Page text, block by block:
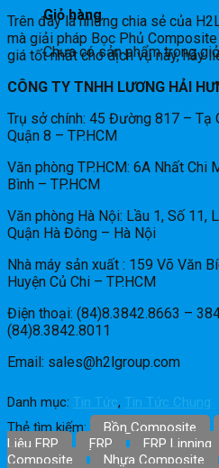
Giỏ hàng
Chưa có sản phẩm trong
Trên đây là những chia sẻ của
mà giải pháp Bọc Phủ
giá tốt nhất cho dịch vụ này, hãy
CÔNG TY TNHH LƯƠNG HẢI
Trụ sở chính: 45 Đường 817 – Tạ
Quận 8 – TP.HCM
Văn phòng TP.HCM: 6A Nhất Chi
Bình – TP.HCM
Văn phòng Hà Nội: Lầu 1, Số 11,
Quận Hà Đông – Hà Nội
Nhà máy sản xuất : 159 Võ Văn
Huyện Củ Chi – TP.HCM
Điện thoại: (84)8.3842.8663 –
(84)8.3842.8011
Email: sales@h2lgroup.com
Danh mục: Tin Tức, Tin Tức Chung
Thẻ tìm kiếm:
Bồn Composite
Liệu FRP
FRP FRP Linning
Composite
Nhựa Composite